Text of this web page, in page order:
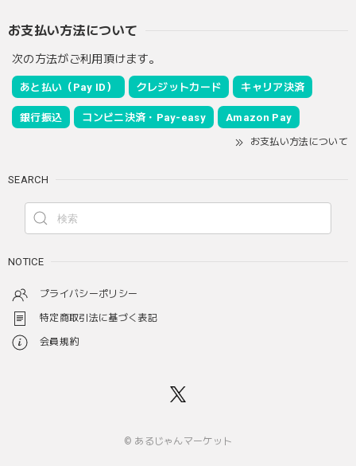
お支払い方法について
次の方法がご利用頂けます。
あと払い（Pay ID） クレジットカード キャリア決済
銀行振込 コンビニ決済・Pay-easy Amazon Pay
お支払い方法について
SEARCH
NOTICE
プライバシーポリシー
特定商取引法に基づく表記
会員規約
© あるじゃんマーケット